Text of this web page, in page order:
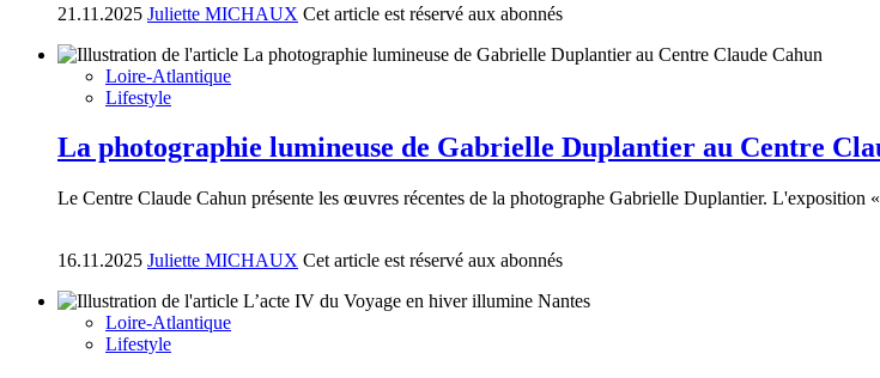
21.11.2025 Juliette MICHAUX Cet article est réservé aux abonnés
Loire-Atlantique
Lifestyle
La photographie lumineuse de Gabrielle Duplantier au Centre
Le Centre Claude Cahun présente les œuvres récentes de la photographe Gabrielle Duplantier. L'exposition
16.11.2025 Juliette MICHAUX Cet article est réservé aux abonnés
Loire-Atlantique
Lifestyle